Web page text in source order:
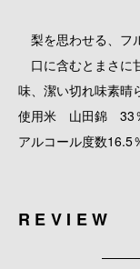
梨を思わせる、フ
口に含むとまさに
味、潔い切れ味素晴
使用米 山田錦 33
アルコール度数16.5
REVIEW